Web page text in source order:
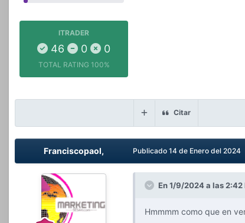
ITRADER
46 0 0
TOTAL RATING 100%
Citar
Franciscopaol, Publicado 14 de Enero del 2024
En 1/9/2024 a las 2:42
Hmmmm como que en